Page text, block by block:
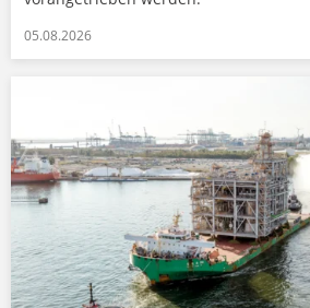
05.08.2026